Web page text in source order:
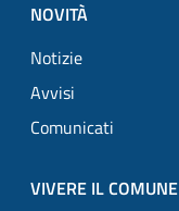
NOVITÀ
Notizie
Avvisi
Comunicati
VIVERE IL COMUNE